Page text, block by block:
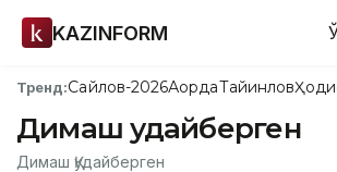
KAZINFORM
Тренд:Сайлов-2026АқордаТайинлов
Димаш Қудайберген
Димаш Қудайберген